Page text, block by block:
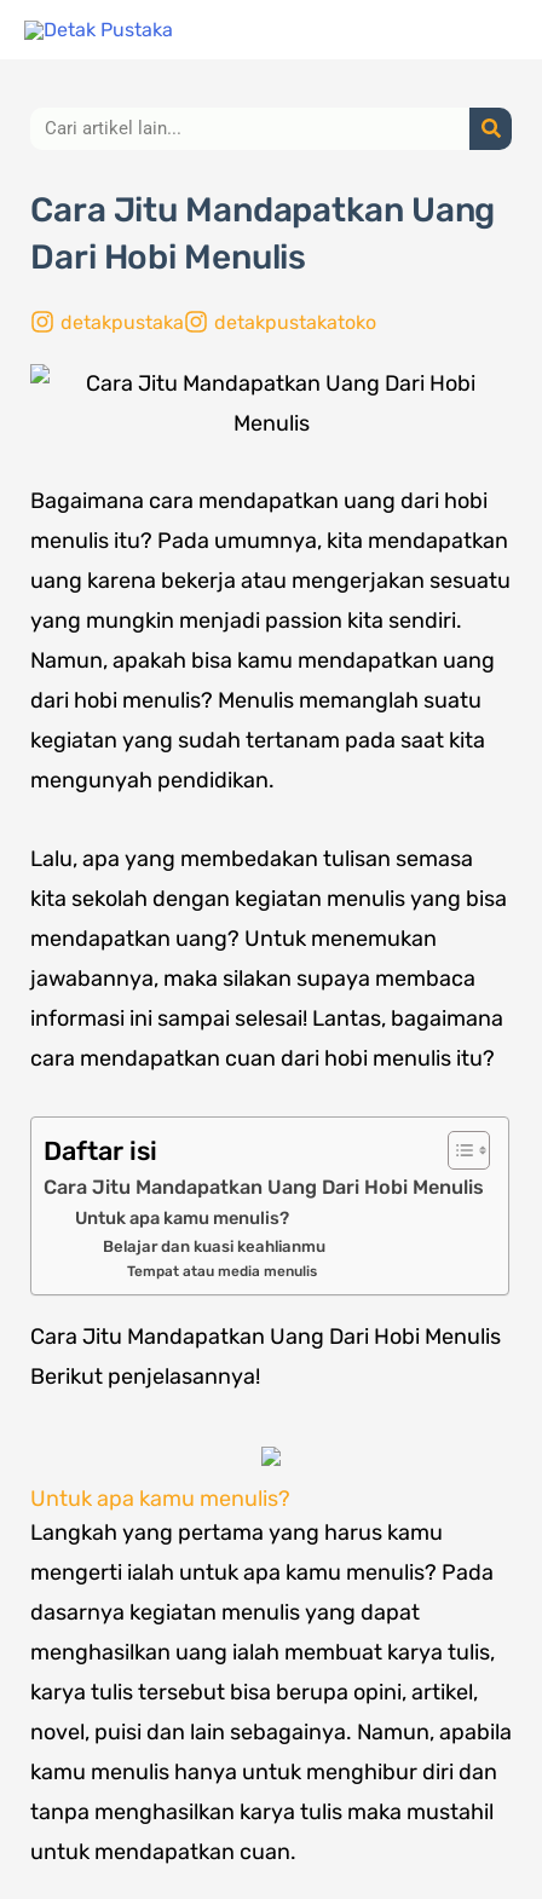
Lewati
Search
Cara Jitu Mandapatkan Uang
Dari Hobi Menulis
detakpustaka detakpustakatoko
Bagaimana cara mendapatkan uang dari hobi
menulis itu? Pada umumnya, kita mendapatkan
uang karena bekerja atau mengerjakan sesuatu
yang mungkin menjadi passion kita sendiri.
Namun, apakah bisa kamu mendapatkan uang
dari hobi menulis? Menulis memanglah suatu
kegiatan yang sudah tertanam pada saat kita
mengunyah pendidikan.
Lalu, apa yang membedakan tulisan semasa
kita sekolah dengan kegiatan menulis yang bisa
mendapatkan uang? Untuk menemukan
jawabannya, maka silakan supaya membaca
informasi ini sampai selesai! Lantas, bagaimana
cara mendapatkan cuan dari hobi menulis itu?
Daftar isi
Cara Jitu Mandapatkan Uang Dari Hobi Menulis
Untuk apa kamu menulis?
Belajar dan kuasi keahlianmu
Tempat atau media menulis
Cara Jitu Mandapatkan Uang Dari Hobi Menulis
Berikut penjelasannya!
Untuk apa kamu menulis?
Langkah yang pertama yang harus kamu
mengerti ialah untuk apa kamu menulis? Pada
dasarnya kegiatan menulis yang dapat
menghasilkan uang ialah membuat karya tulis,
karya tulis tersebut bisa berupa opini, artikel,
novel, puisi dan lain sebagainya. Namun, apabila
kamu menulis hanya untuk menghibur diri dan
tanpa menghasilkan karya tulis maka mustahil
untuk mendapatkan cuan.